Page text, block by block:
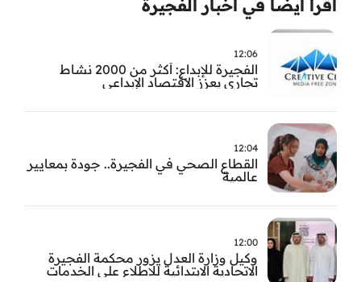
اقرأ ايضا في أخبار الفجيرة
12:06
الفجيرة للإبداع: أكثر من 2000 نشاط
تجاري يعزز الاقتصاد الإبداعي
12:04
القطاع الصحي في الفجيرة.. جودة بمعايير
عالمية
12:00
وكيل وزارة العدل يزور محكمة الفجيرة
الاتحادية الابتدائية للاطلاع على الخدمات